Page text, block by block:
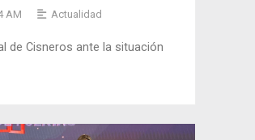
AM Actualidad
de Cisneros ante la situación